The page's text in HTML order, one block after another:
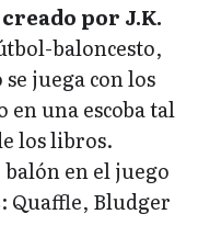
por J.K.
baloncesto,
juega con los
una escoba tal
los libros.
en el juego
: Quaffle, Bludger